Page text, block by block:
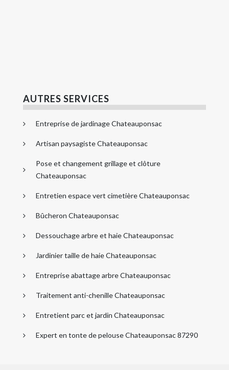
AUTRES SERVICES
Entreprise de jardinage Chateauponsac
Artisan paysagiste Chateauponsac
Pose et changement grillage et clôture
Chateauponsac
Entretien espace vert cimetière Chateauponsac
Bûcheron Chateauponsac
Dessouchage arbre et haie Chateauponsac
Jardinier taille de haie Chateauponsac
Entreprise abattage arbre Chateauponsac
Traitement anti-chenille Chateauponsac
Entretient parc et jardin Chateauponsac
Expert en tonte de pelouse Chateauponsac 87290